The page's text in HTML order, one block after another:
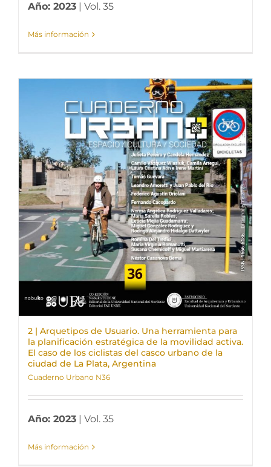
Año: 2023 | Vol. 35
Más información
2 | Arquetipos de Usuario. Una herramienta para
la planificación estratégica de la movilidad activa.
El caso de los ciclistas del casco urbano de la
ciudad de La Plata, Argentina
Cuaderno Urbano N36
Año: 2023 | Vol. 35
Más información